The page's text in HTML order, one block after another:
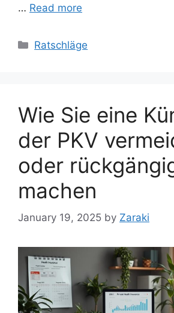
… Read more
Categories
Ratschläge
Wie Sie eine
der PKV
oder
machen
January 19, 2025 by Zaraki